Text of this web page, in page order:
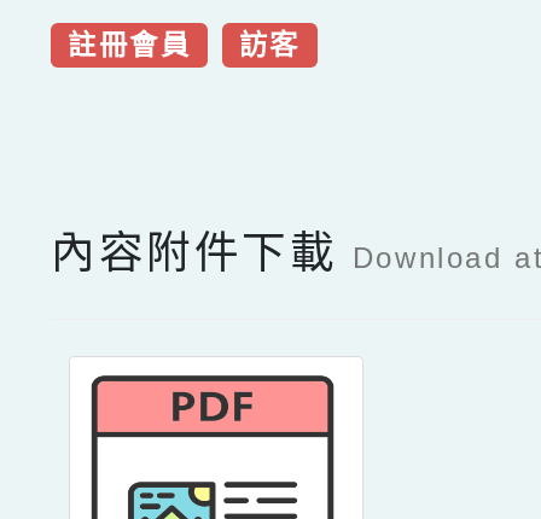
註冊會員 訪客
內容附件下載 Download